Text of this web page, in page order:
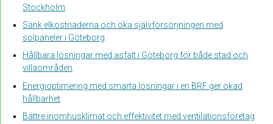
Stockholm
Sänk elkostnaderna och öka självförsörjningen med
solpaneler i Göteborg
Hållbara lösningar med asfalt i Göteborg för både stad och
villaområden
Energioptimering med smarta lösningar i en BRF ger ökad
hållbarhet
Bättre inomhusklimat och effektivitet med ventilationsföretag